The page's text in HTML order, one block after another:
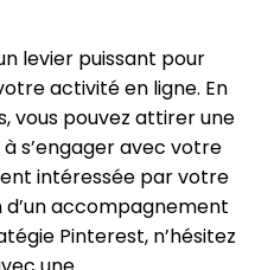
levier puissant pour
activité en ligne. En
vous pouvez attirer une
s’engager avec votre
intéressée par votre
d’un accompagnement
Pinterest, n’hésitez